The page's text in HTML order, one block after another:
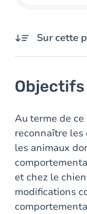
Sur cette
Contenu
Objectifs
Au terme de
reconnaître
les animaux
et chez le
modifications